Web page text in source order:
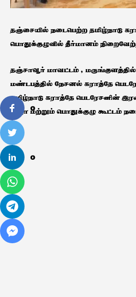
0
0
தஞ்சையில் நடைபெற்ற தமிழ்நாடு
பொதுக்குழுவில் தீர்மானம்
தஞ்சாவூர் மாவட்டம் ,
மண்டபத்தில் நேசனல் கராத்தே
தமிழ்நாடு கராத்தே பெடரேசனின்
விழா மற்றும் பொதுக்குழு கூட்டம்